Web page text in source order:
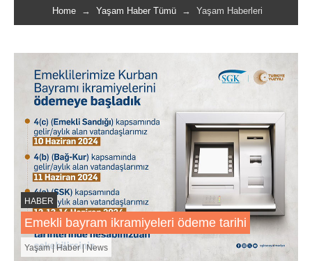
Home→ Yaşam Haber Tümü→ Yaşam Haberleri
HABER
Emekli bayram ikramiyeleri ödeme tarihi
Yaşam | Haber | News